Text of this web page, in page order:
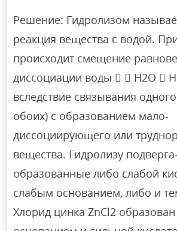
Решение: Гидролизом
реакция вещества с водой.
происходит смещение
диссоциации воды   H2O 
вследствие связывания
обоих) с образованием мало-
диссоциирующего или
вещества. Гидролизу
образованные либо слабой
слабым основанием, либо и
Хлорид цинка ZnCl2